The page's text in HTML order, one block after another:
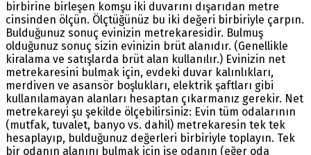
birbirine birleşen komşu iki duvarını dışarıdan metre
cinsinden ölçün. Ölçtüğünüz bu iki değeri birbiriyle çarpın.
Bulduğunuz sonuç evinizin metrekaresidir. Bulmuş
olduğunuz sonuç sizin evinizin brüt alanıdır. (Genellikle
kiralama ve satışlarda brüt alan kullanılır.) Evinizin net
metrekaresini bulmak için, evdeki duvar kalınlıkları,
merdiven ve asansör boşlukları, elektrik şaftları gibi
kullanılamayan alanları hesaptan çıkarmanız gerekir. Net
metrekareyi şu şekilde ölçebilirsiniz: Evin tüm odalarının
(mutfak, tuvalet, banyo vs. dahil) metrekaresin tek tek
hesaplayıp, bulduğunuz değerleri birbiriyle toplayın. Tek
bir odanın alanını bulmak için ise odanın (eğer oda